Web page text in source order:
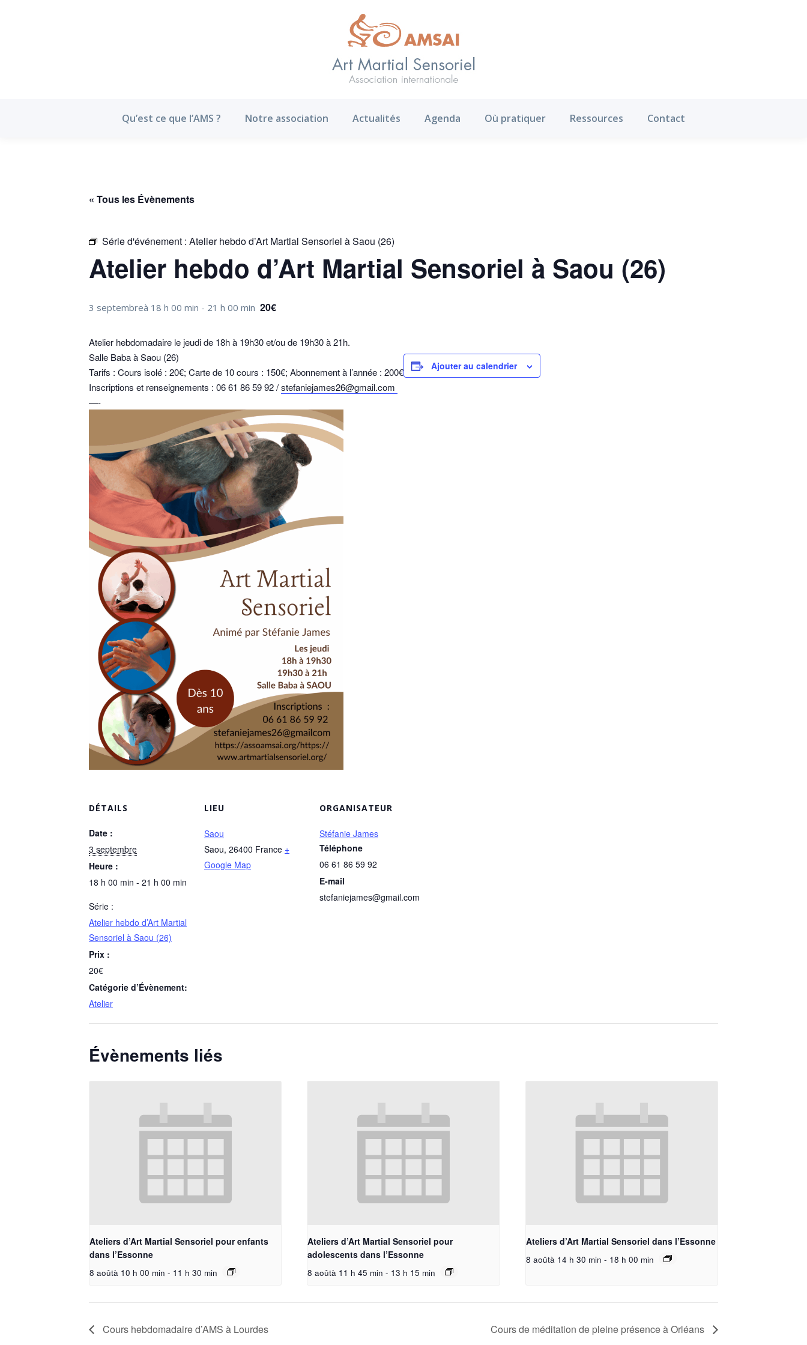
Qu’est ce que l’AMS ? Notre association Actualités Agenda Où pratiquer Ressources Contact
« Tous les Évènements
Série d'événement : Atelier hebdo d’Art Martial Sensoriel à Saou (26)
Atelier hebdo d’Art Martial Sensoriel à Saou (26)
3 septembreà 18 h 00 min - 21 h 00 min 20€
Atelier hebdomadaire le jeudi de 18h à 19h30 et/ou de 19h30 à 21h.
Salle Baba à Saou (26)
Tarifs : Cours isolé : 20€; Carte de 10 cours : 150€; Abonnement à l’année : 200€
Inscriptions et renseignements : 06 61 86 59 92 /stefaniejames26@gmail.com
—-
Ajouter au calendrier
DÉTAILS
Date :
3 septembre
Heure :
18 h 00 min - 21 h 00 min
Série :
Atelier hebdo d’Art Martial
Sensoriel à Saou (26)
Prix :
20€
Catégorie d’Évènement:
Atelier
LIEU
Saou
Saou, 26400 France +
Google Map
ORGANISATEUR
Stéfanie James
Téléphone
06 61 86 59 92
E-mail
stefaniejames@gmail.com
Évènements liés
Ateliers d’Art Martial Sensoriel pour enfants
dans l’Essonne
8 aoûtà 10 h 00 min - 11 h 30 min
Ateliers d’Art Martial Sensoriel pour
adolescents dans l’Essonne
8 aoûtà 11 h 45 min - 13 h 15 min
Ateliers d’Art Martial Sensoriel dans l’Essonne
8 aoûtà 14 h 30 min - 18 h 00 min
Cours hebdomadaire d’AMS à Lourdes Cours de méditation de pleine présence à Orléans
Notre association